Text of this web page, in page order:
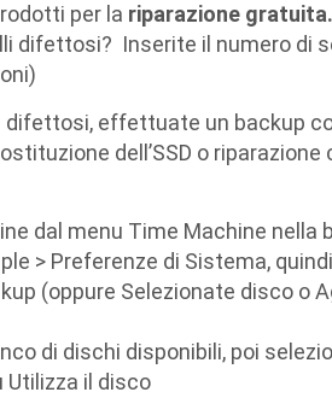
per la riparazione gratuita.
difettosi? Inserite il numero di
effettuate un backup
dell’SSD o riparazione
dal menu Time Machine nella
> Preferenze di Sistema,
(oppure Selezionate disco o
di dischi disponibili, poi
il disco